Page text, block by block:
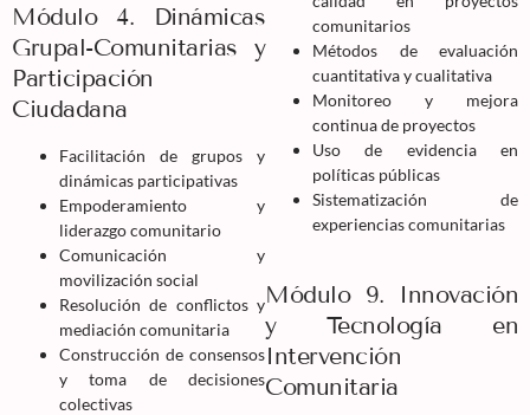
Módulo 4. Dinámicas
Grupal-Comunitarias y
Participación
Ciudadana
Facilitación de grupos y
dinámicas participativas
Empoderamiento y
liderazgo comunitario
Comunicación y
movilización social
Resolución de conflictos y
mediación comunitaria
Construcción de consensos
y toma de decisiones
colectivas
comunitarios
Métodos de evaluación
cuantitativa y cualitativa
Monitoreo y mejora
continua de proyectos
Uso de evidencia en
políticas públicas
Sistematización de
experiencias comunitarias
Módulo 9. Innovación
y Tecnología en
Intervención
Comunitaria